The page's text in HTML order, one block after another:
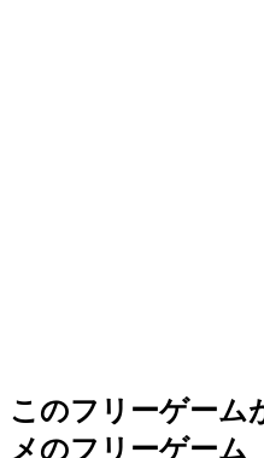
このフリーゲーム
メのフリーゲーム